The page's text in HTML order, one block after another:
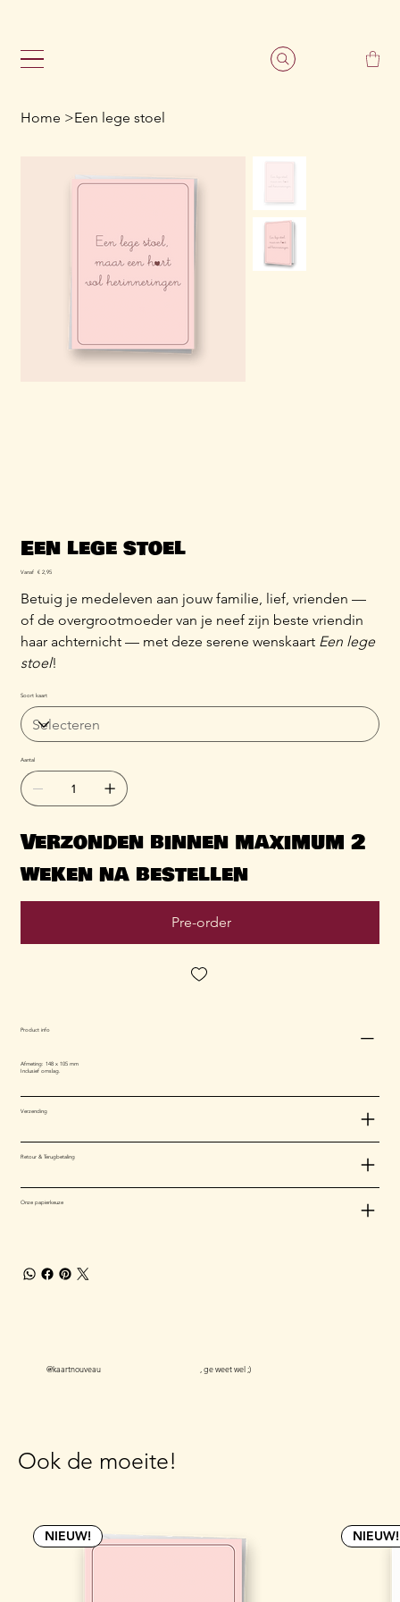
Home >Een lege stoel
Een lege stoel
Vanaf Prijs
€ 2,95
Betuig je medeleven aan jouw familie, lief, vrienden —
of de overgrootmoeder van je neef zijn beste vriendin
haar achternicht — met deze serene wenskaart Een lege
stoel!
Soort kaart
Aantal
Verzonden binnen maximum 2
weken na bestellen
Pre-order
Product info
Afmeting: 148 x 105 mm
Inclusief omslag.
Verzending
Retour & Terugbetaling
Onze papierkeuze
Ook de moeite!
NIEUW! NIEUW!
@kaartnouveau , ge weet wel ;)